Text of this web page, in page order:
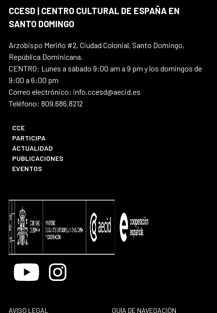
CCESD | CENTRO CULTURAL DE ESPAÑA EN
SANTO DOMINGO
Arzobispo Meriño #2, Ciudad Colonial, Santo Domingo,
República Dominicana.
CENTRO: Lunes a sábado 9:00 am a 9 pm y los domingos de
9:00 a 6:00 pm
Correo electrónico: info.ccesd@aecid.es
Teléfono: 809.686.8212
CCE
PARTICIPA
ACTUALIDAD
PUBLICACIONES
EVENTOS
Youtube Instagram
AVISO LEGAL GUÍA DE NAVEGACIÓN